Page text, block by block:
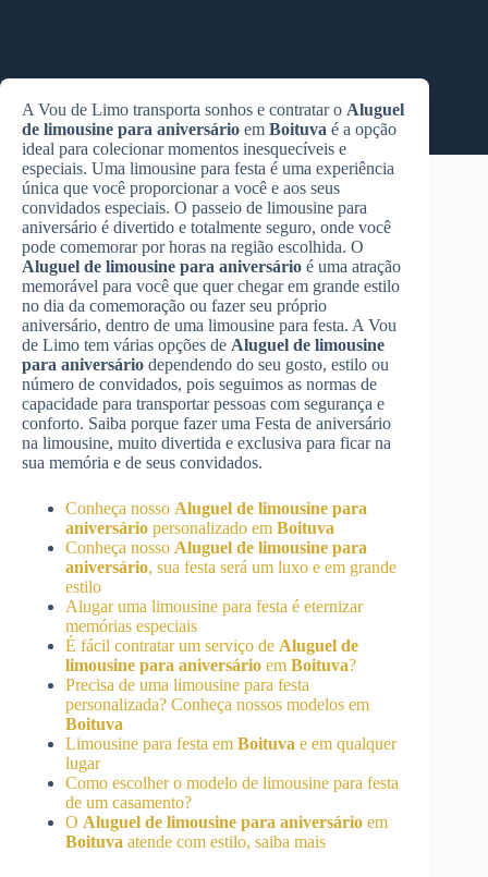
A Vou de Limo transporta sonhos e contratar o Aluguel
de limousine para aniversário em Boituva é a opção
ideal para colecionar momentos inesquecíveis e
especiais. Uma limousine para festa é uma experiência
única que você proporcionar a você e aos seus
convidados especiais. O passeio de limousine para
aniversário é divertido e totalmente seguro, onde você
pode comemorar por horas na região escolhida. O
Aluguel de limousine para aniversário é uma atração
memorável para você que quer chegar em grande estilo
no dia da comemoração ou fazer seu próprio
aniversário, dentro de uma limousine para festa. A Vou
de Limo tem várias opções de Aluguel de limousine
para aniversário dependendo do seu gosto, estilo ou
número de convidados, pois seguimos as normas de
capacidade para transportar pessoas com segurança e
conforto. Saiba porque fazer uma Festa de aniversário
na limousine, muito divertida e exclusiva para ficar na
sua memória e de seus convidados.
Conheça nosso Aluguel de limousine para
aniversário personalizado em Boituva
Conheça nosso Aluguel de limousine para
aniversário, sua festa será um luxo e em grande
estilo
Alugar uma limousine para festa é eternizar
memórias especiais
É fácil contratar um serviço de Aluguel de
limousine para aniversário em Boituva?
Precisa de uma limousine para festa
personalizada? Conheça nossos modelos em
Boituva
Limousine para festa em Boituva e em qualquer
lugar
Como escolher o modelo de limousine para festa
de um casamento?
O Aluguel de limousine para aniversário em
Boituva atende com estilo, saiba mais